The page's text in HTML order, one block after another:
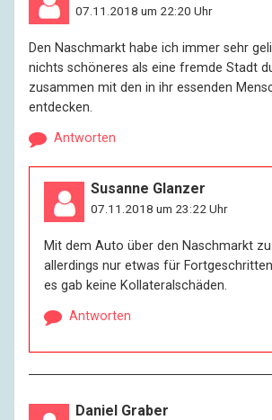
07.11.2018 um 22:20 Uhr
Den Naschmarkt habe ich immer sehr
nichts schöneres als eine fremde Stadt
zusammen mit den in ihr essenden
entdecken.
Antworten
Susanne Glanzer
07.11.2018 um 23:22 Uhr
Mit dem Auto über den Naschmarkt
allerdings nur etwas für
es gab keine Kollateralschäden.
Antworten
Daniel Graber